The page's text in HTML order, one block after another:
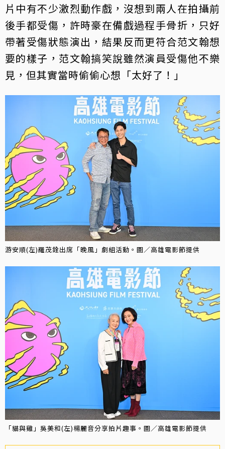
片中有不少激烈動作戲，沒想到兩人在拍攝前
後手都受傷，許時豪在備戲過程手骨折，只好
帶著受傷狀態演出，結果反而更符合范文翰想
要的樣子，范文翰搞笑說雖然演員受傷他不樂
見，但其實當時偷偷心想「太好了！」
游安順(左)羅茂銓出席「晚風」劇組活動。圖／高雄電影節提供
「貓與雞」吳美和(左)楊麗音分享拍片趣事。圖／高雄電影節提供